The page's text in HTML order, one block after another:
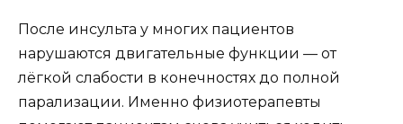
После инсульта у многих пациентов
нарушаются двигательные функции — от
лёгкой слабости в конечностях до полной
парализации. Именно физиотерапевты